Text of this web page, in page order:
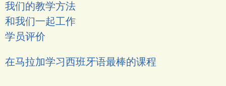
我们的教学方法
和我们一起工作
学员评价
在马拉加学习西班牙语最棒的课程